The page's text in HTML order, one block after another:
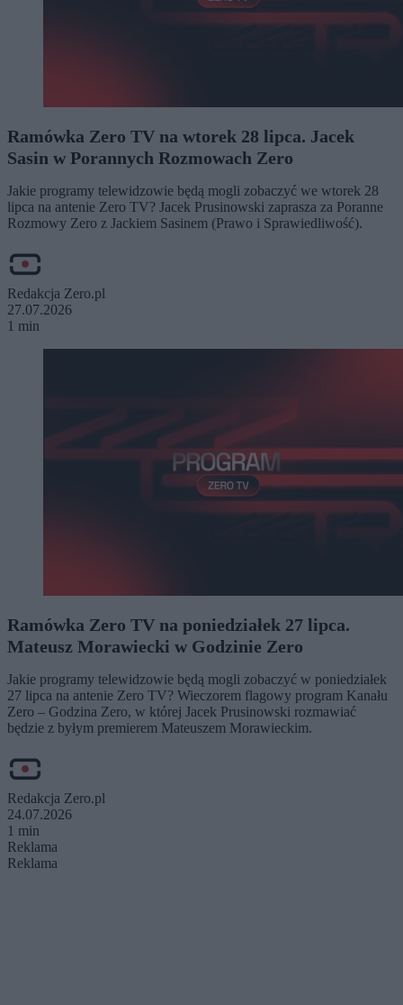
Ramówka Zero TV na wtorek 28 lipca. Jacek
Sasin w Porannych Rozmowach Zero
Jakie programy telewidzowie będą mogli zobaczyć we wtorek 28
lipca na antenie Zero TV? Jacek Prusinowski zaprasza za Poranne
Rozmowy Zero z Jackiem Sasinem (Prawo i Sprawiedliwość).
Redakcja Zero.pl
27.07.2026
1 min
Ramówka Zero TV na poniedziałek 27 lipca.
Mateusz Morawiecki w Godzinie Zero
Jakie programy telewidzowie będą mogli zobaczyć w poniedziałek
27 lipca na antenie Zero TV? Wieczorem flagowy program Kanału
Zero – Godzina Zero, w której Jacek Prusinowski rozmawiać
będzie z byłym premierem Mateuszem Morawieckim.
Redakcja Zero.pl
24.07.2026
1 min
Reklama
Reklama